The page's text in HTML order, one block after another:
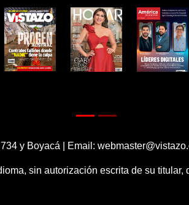
y Boyacá | Email:
sin autorización escrita de su titular,